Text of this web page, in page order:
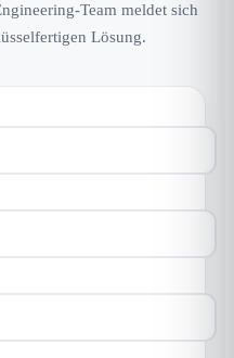
Team meldet sich
Lösung.